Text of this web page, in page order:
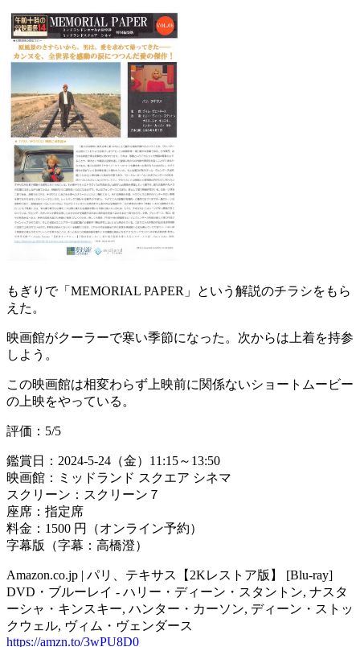
もぎりで「MEMORIAL PAPER」という解説のチラシをもら
えた。
映画館がクーラーで寒い季節になった。次からは上着を持参
しよう。
この映画館は相変わらず上映前に関係ないショートムービー
の上映をやっている。
評価：5/5
鑑賞日：2024-5-24（金）11:15～13:50
映画館：ミッドランド スクエア シネマ
スクリーン：スクリーン７
座席：指定席
料金：1500 円（オンライン予約）
字幕版（字幕：高橋澄）
Amazon.co.jp | パリ、テキサス【2Kレストア版】 [Blu-ray]
DVD・ブルーレイ - ハリー・ディーン・スタントン, ナスタ
ーシャ・キンスキー, ハンター・カーソン, ディーン・ストッ
クウェル, ヴィム・ヴェンダース
https://amzn.to/3wPU8D0